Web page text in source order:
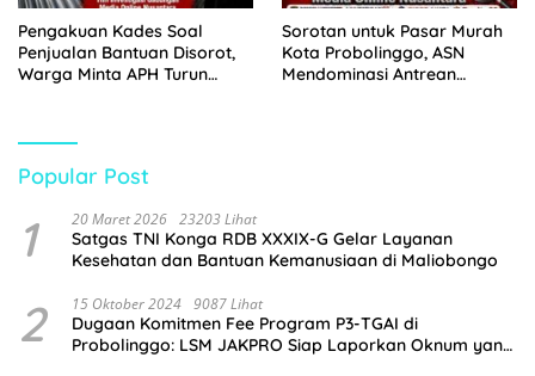
Pengakuan Kades Soal
Penjualan Bantuan Disorot,
Warga Minta APH Turun
Sorotan untuk Pasar Murah
Kota Probolinggo, ASN
Mendominasi Antrean
Popular Post
1 20 Maret 2026 23203 Lihat
Satgas TNI Konga RDB XXXIX-G Gelar Layanan
Kesehatan dan Bantuan Kemanusiaan di Maliobongo
2 15 Oktober 2024 9087 Lihat
Dugaan Komitmen Fee Program P3-TGAI di
Probolinggo: LSM JAKPRO Siap Laporkan Oknum yang